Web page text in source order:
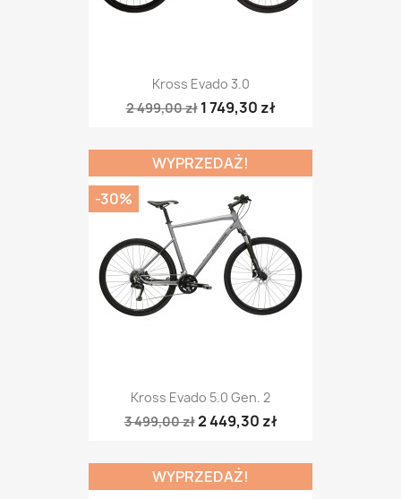
Kross Evado 3.0
2 499,00 zł 1 749,30 zł
Kross Evado 5.0 Gen. 2
3 499,00 zł2 449,30 zł
WYPRZEDAŻ!
-30%
WYPRZEDAŻ!